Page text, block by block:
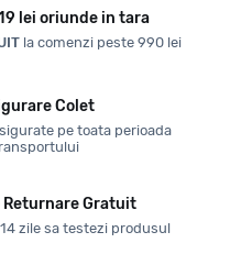
lei oriunde in tara
la comenzi peste 990 lei
Colet
pe toata perioada
Returnare Gratuit
zile sa testezi produsul